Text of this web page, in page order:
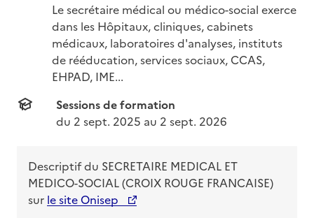
Le secrétaire médical ou médico-social exerce
dans les Hôpitaux, cliniques, cabinets
médicaux, laboratoires d'analyses, instituts
de rééducation, services sociaux, CCAS,
EHPAD, IME...
Sessions de formation
du 2 sept. 2025 au 2 sept. 2026
Descriptif du SECRETAIRE MEDICAL ET
MEDICO-SOCIAL (CROIX ROUGE FRANCAISE)
sur le site Onisep